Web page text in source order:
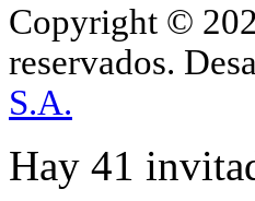
Copyright ©
reservados.
S.A.
Hay 41